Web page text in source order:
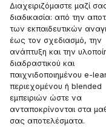
Διαχειριζόμαστε μαζί
διαδικασία: από την
των εκπαιδευτικών
έως τον σχεδιασμό, την
ανάπτυξη και την
διαδραστικού και
παιχνιδοποιημένου e-
περιεχομένου ή blended
εμπειριών ώστε να
ανταποκρίνονται στα
σας αποτελέσματα.